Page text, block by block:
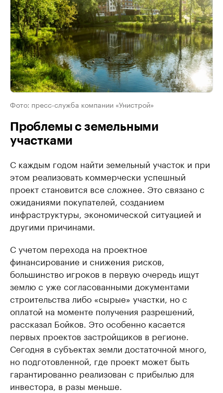
Фото: пресс-служба компании «Унистрой»
Проблемы с земельными
участками
С каждым годом найти земельный участок и при
этом реализовать коммерчески успешный
проект становится все сложнее. Это связано с
ожиданиями покупателей, созданием
инфраструктуры, экономической ситуацией и
другими причинами.
С учетом перехода на проектное
финансирование и снижения рисков,
большинство игроков в первую очередь ищут
землю с уже согласованными документами
строительства либо «сырые» участки, но с
оплатой на моменте получения разрешений,
рассказал Бойков. Это особенно касается
первых проектов застройщиков в регионе.
Сегодня в субъектах земли достаточной много,
но подготовленной, где проект может быть
гарантированно реализован с прибылью для
инвестора, в разы меньше.